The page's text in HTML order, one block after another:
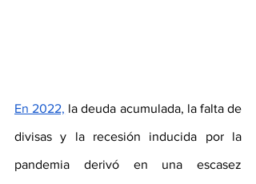
En 2022, la deuda acumulada, la falta de
divisas y la recesión inducida por la
pandemia derivó en una escasez